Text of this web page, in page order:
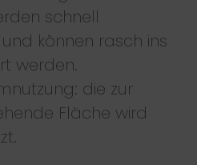
schnell
können rasch ins
werden.
die zur
Fläche wird